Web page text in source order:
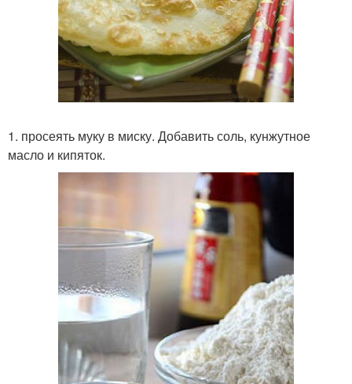
1. просеять муку в миску. Добавить соль, кунжутное
масло и кипяток.